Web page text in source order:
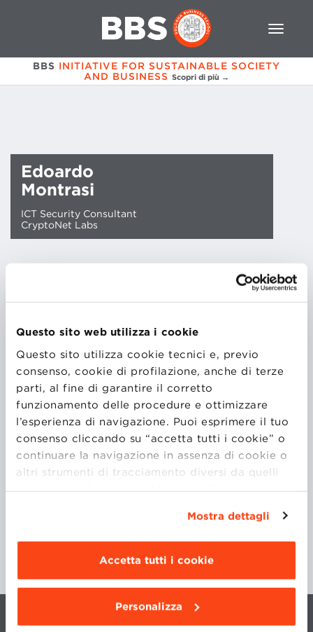
Questo sito web utilizza i cookie
Questo sito utilizza cookie tecnici e, previo
consenso, cookie di profilazione, anche di terze
parti, al fine di garantire il corretto
funzionamento delle procedure e ottimizzare
l’esperienza di navigazione. Puoi esprimere il tuo
consenso cliccando su “accetta tutti i cookie” o
continuare la navigazione in assenza di cookie o
altri strumenti di tracciamento diversi da quelli
tecnici semplicemente chiudendo il presente
Dettagli ”. Per
modificare le impostazioni di navigazione e
scegliere le funzionalità, le terze parti e i cookie
Mostra dettagli
Accetta tutti i cookie
Personalizza
BBS INITIATIVE FOR SUSTAINABLE SOCIETY
AND BUSINESS Scopri di più →
Edoardo
Montrasi
ICT Security Consultant
CryptoNet Labs
Edoardo Montrasi ha ottenuto la Laurea in
Informatica all’Università degli Studi di Milano.
Engineer presso CryptoNet Labs di Milano, ricopre
attualmente il ruolo di ICT Security Consultant per
sicurezza informatica e delle reti presso la medesima
azienda.
CORSI